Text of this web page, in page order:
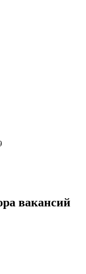
вакансий